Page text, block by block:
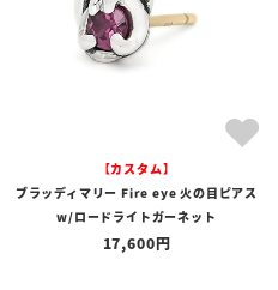
【カスタム】
ブラッディマリー Fire eye 火の目ピアス
w/ロードライトガーネット
17,600